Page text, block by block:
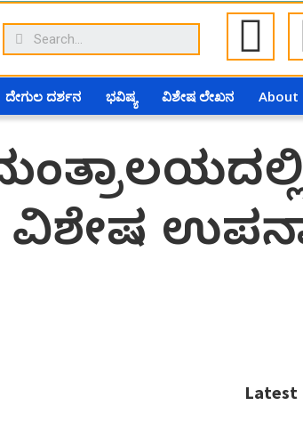
ದೇಗುಲ ದರ್ಶನ ಭವಿಷ್ಯ ವಿಶೇಷ ಲೇಖನ About
ವಿಶೇಷ
Latest